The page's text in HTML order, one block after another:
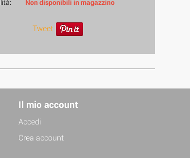
Non disponibili in magazzino
Tweet
Il mio account
Accedi
Crea account